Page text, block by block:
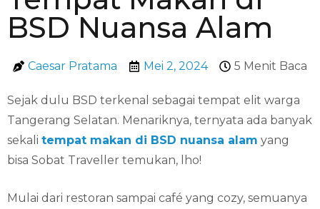
BSD Nuansa Alam
Caesar Pratama Mei 2, 2024 5 Menit Baca
Sejak dulu BSD terkenal sebagai tempat elit warga
Tangerang Selatan. Menariknya, ternyata ada banyak
sekali tempat makan di BSD nuansa alam yang
bisa Sobat Traveller temukan, lho!
Mulai dari restoran sampai café yang cozy, semuanya